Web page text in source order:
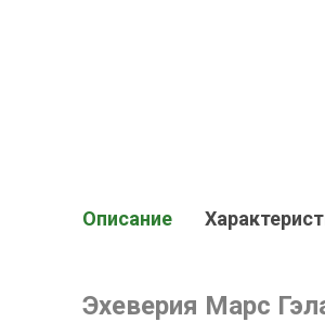
Описание
Эхеверия Марс